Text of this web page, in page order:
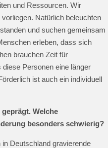
und Ressourcen. Wir
Natürlich beleuchten
und suchen gemeinsam
erleben, dass sich
brauchen Zeit für
Personen eine länger
ist auch ein individuell
Welche
besonders schwierig?
Deutschland gravierende